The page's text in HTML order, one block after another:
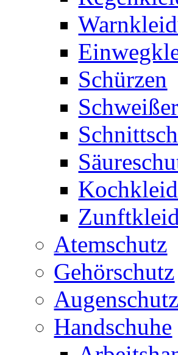
Schürzen
Atemschutz
Gehörschutz
Augenschutz
Handschuhe